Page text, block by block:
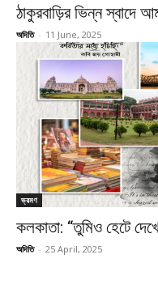
ঠাকুরবাড়ির ভিন্ন স্বাদে
অদিতি - 11 June, 2025
ভ্রমণ
কলকাতা: “তুমিও হেটে
অদিতি - 25 April, 2025